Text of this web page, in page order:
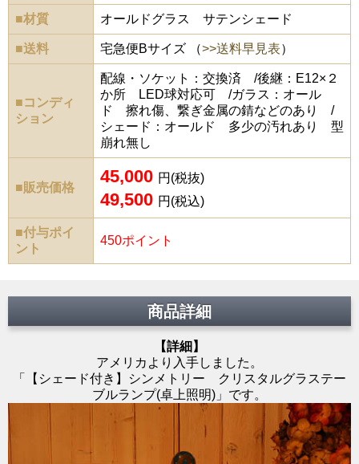
■材質 オールドグラス サテンシェード
■送料 宅急便Bサイズ （>>送料早見表）
■コンディ
ション
配線・ソケット：交換済 /後継：E12×２
か所 LED球対応可 /ガラス：オール
ド 擦れ傷、繋ぎ金属の錆などのあり /
シェード：オールド 多少の汚れあり 型
崩れ無し
■販売価格
45,000 円(税抜)
49,500 円(税込)
■付与ポイ
ント
450ポイント
商品詳細
【詳細】
アメリカより入手しました。
「【シェード付き】シンメトリー クリスタルグラステー
ブルランプ(卓上照明)」です。